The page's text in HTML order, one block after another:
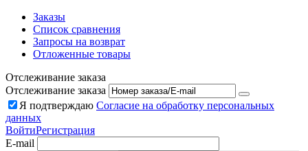
Заказы
Список сравнения
Запросы на возврат
Отложенные товары
Отслеживание заказа
Отслеживание заказа
Я подтверждаю Согласие на обработку персональных
данных
ВойтиРегистрация
E-mail